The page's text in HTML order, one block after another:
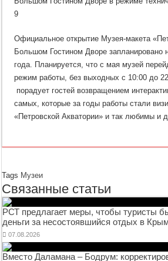
Официальное открытие Музея-макета
Большом Гостином Дворе запланировано
года. Планируется, что с мая музей
режим работы, без выходных с 10:00 до
порадует гостей возвращением
самых, которые за годы работы стали
«Петровской Акватории» и так любимы и
Tags Музеи
Связанные статьи
РСТ предлагает меры, чтобы туристы
деньги за несостоявшийся отдых в
07.08.2026
Вместо Даламана – Бодрум: